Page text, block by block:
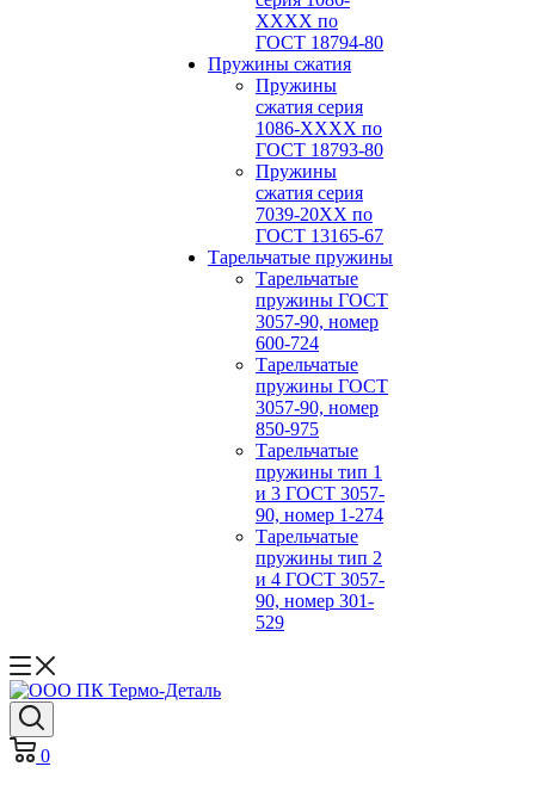
ХХХХ по
ГОСТ 18794‑80
Пружины сжатия
Пружины
сжатия серия
1086-ХХХХ по
ГОСТ 18793‑80
Пружины
сжатия серия
7039-20ХХ по
ГОСТ 13165‑67
Тарельчатые пружины
Тарельчатые
пружины ГОСТ
3057-90, номер
600-724
Тарельчатые
пружины ГОСТ
3057-90, номер
850-975
Тарельчатые
пружины тип 1
и 3 ГОСТ 3057-
90, номер 1-274
Тарельчатые
пружины тип 2
и 4 ГОСТ 3057-
90, номер 301-
529
0